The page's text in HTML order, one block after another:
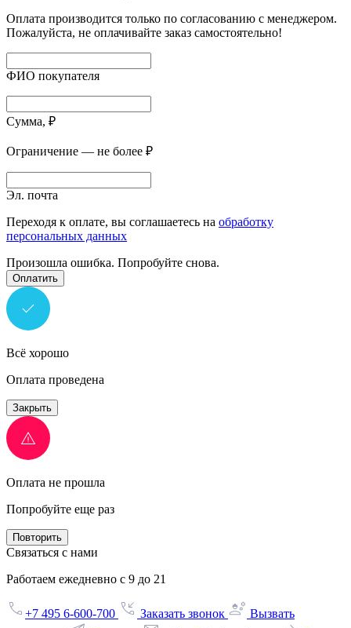
Оплата производится только по согласованию с менеджером.
Пожалуйста, не оплачивайте заказ самостоятельно!
ФИО покупателя
Сумма, ₽
Ограничение — не более ₽
Эл. почта
Переходя к оплате, вы соглашаетесь на обработку
персональных данных
Произошла ошибка. Попробуйте снова.
Оплатить
Всё хорошо
Оплата проведена
Закрыть
Оплата не прошла
Попробуйте еще раз
Повторить
Связаться с нами
Работаем ежедневно с 9 до 21
+7 495 6-600-700 Заказать звонок
Вызвать